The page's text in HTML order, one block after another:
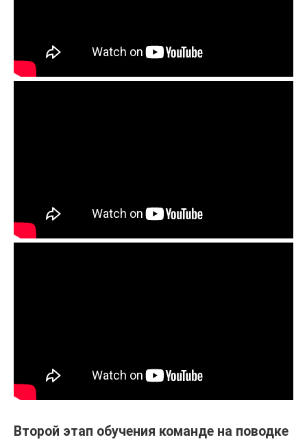
Второй этап обучения команде на поводке